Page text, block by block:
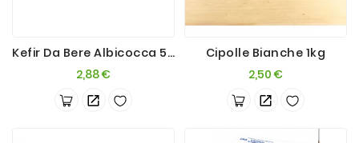
Kefir Da Bere Albicocca 500ml
2,88 €Prezzo
Cipolle Bianche 1kg
2,50 €Prezzo